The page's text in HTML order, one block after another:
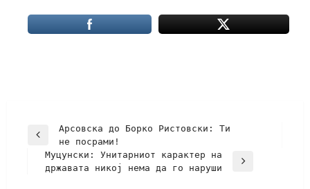
Арсовска до Борко Ристовски: Tи
не посрами!
Муцунски: Унитарниот карактер на
државата никој нема да го наруши